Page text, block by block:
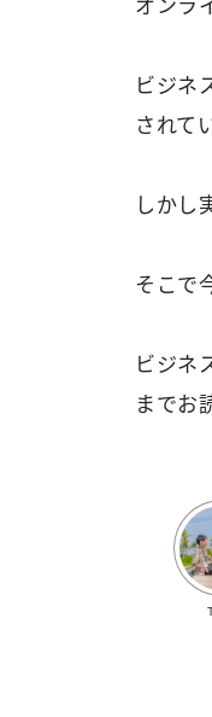
オンラ
ビジネ
されて
しかし
そこで
ビジネ
までお